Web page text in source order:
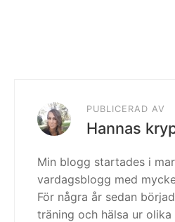
PUBLICERAD AV
Hannas
Min blogg startades i
vardagsblogg med
För några år sedan
träning och hälsa ur